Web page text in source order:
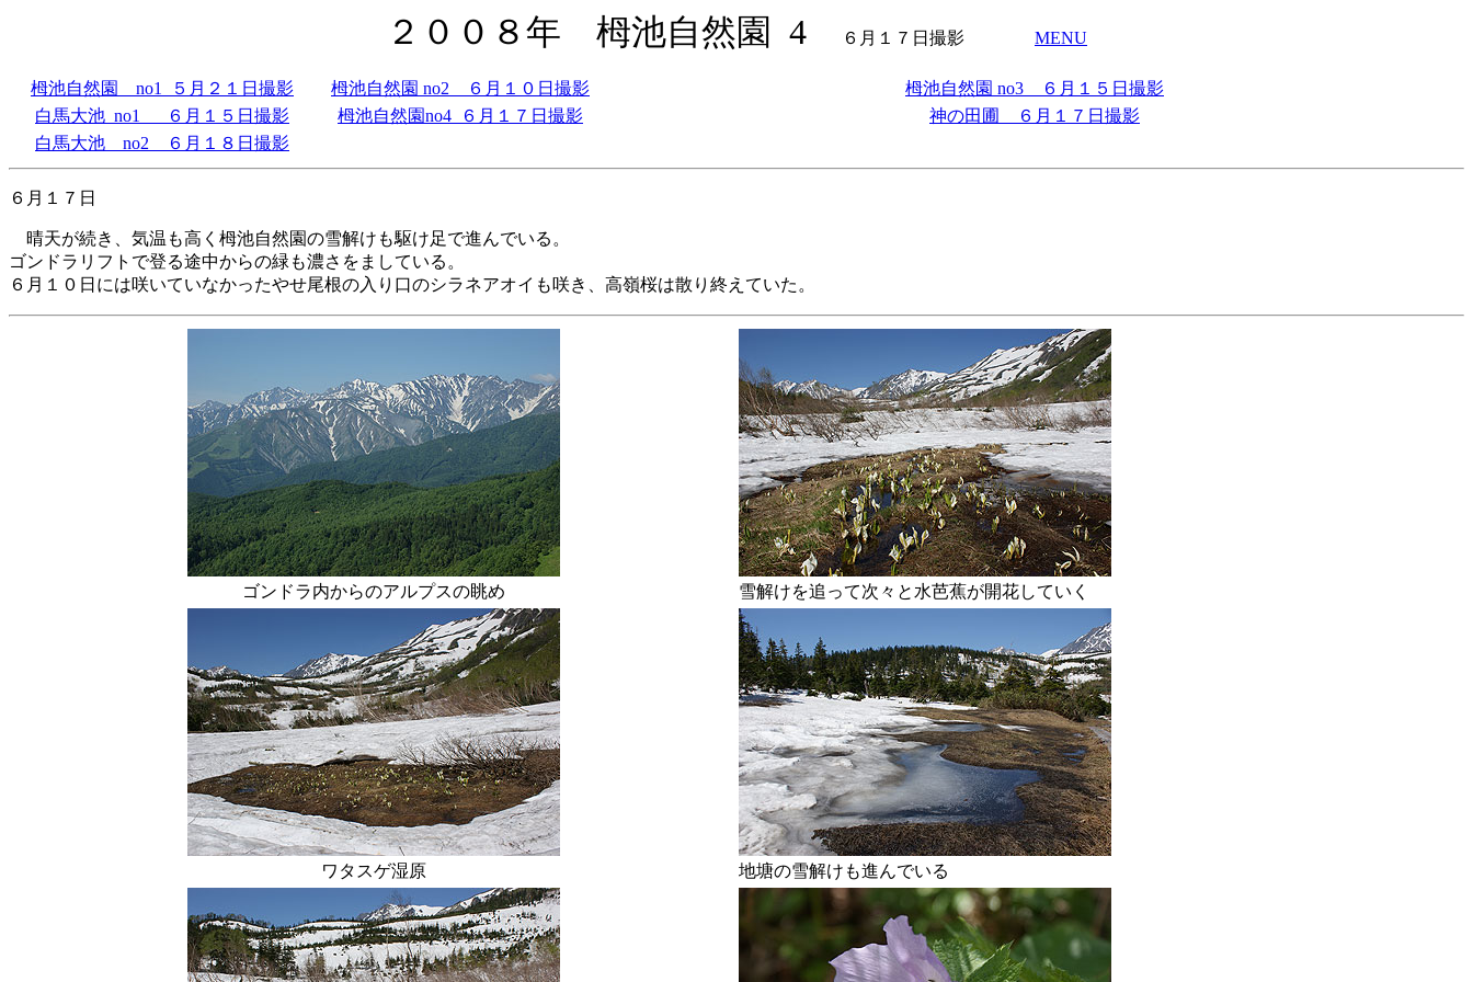
２００８年 栂池自然園 4 ６月１７日撮影 MENU
栂池自然園 no1 ５月２１日撮影 栂池自然園 no2 ６月１０日撮影
栂池自然園 no3 ６月１５日撮影
白馬大池 no1 ６月１５日撮影
栂池自然園no4 ６月１７日撮影
神の田圃 ６月１７日撮影
白馬大池 no2 ６月１８日撮影
６月１７日
晴天が続き、気温も高く栂池自然園の雪解けも駆け足で進んでいる。
ゴンドラリフトで登る途中からの緑も濃さをましている。
６月１０日には咲いていなかったやせ尾根の入り口のシラネアオイも咲き、高嶺桜は散り終えていた。
ゴンドラ内からのアルプスの眺め 雪解けを追って次々と水芭蕉が開花していく
ワタスゲ湿原 地塘の雪解けも進んでいる